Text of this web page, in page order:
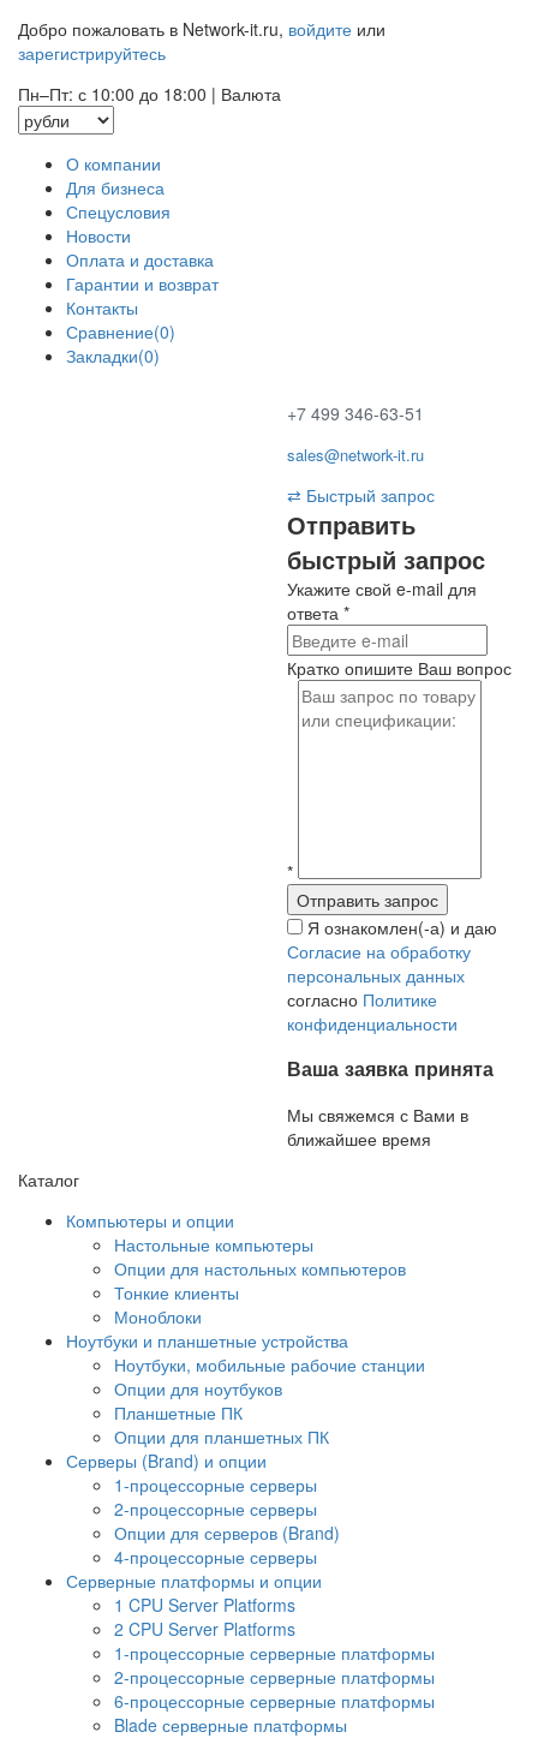
Добро пожаловать в Network-it.ru, войдите или
зарегистрируйтесь
Пн–Пт: с 10:00 до 18:00 | Валюта
О компании
Для бизнеса
Спецусловия
Новости
Оплата и доставка
Гарантии и возврат
Контакты
Сравнение(0)
Закладки(0)
+7 499 346-63-51
sales@network-it.ru
⇄ Быстрый запрос
Отправить
быстрый запрос
Укажите свой e-mail для
ответа *
Кратко опишите Ваш вопрос
*
Я ознакомлен(-а) и даю
Согласие на обработку
персональных данных
согласно Политике
конфиденциальности
Ваша заявка принята
Мы свяжемся с Вами в
ближайшее время
Каталог
Компьютеры и опции
Настольные компьютеры
Опции для настольных компьютеров
Тонкие клиенты
Моноблоки
Ноутбуки и планшетные устройства
Ноутбуки, мобильные рабочие станции
Опции для ноутбуков
Планшетные ПК
Опции для планшетных ПК
Серверы (Brand) и опции
1-процессорные серверы
2-процессорные серверы
Опции для серверов (Brand)
4-процессорные серверы
Серверные платформы и опции
1 CPU Server Platforms
2 CPU Server Platforms
1-процессорные серверные платформы
2-процессорные серверные платформы
6-процессорные серверные платформы
Blade серверные платформы